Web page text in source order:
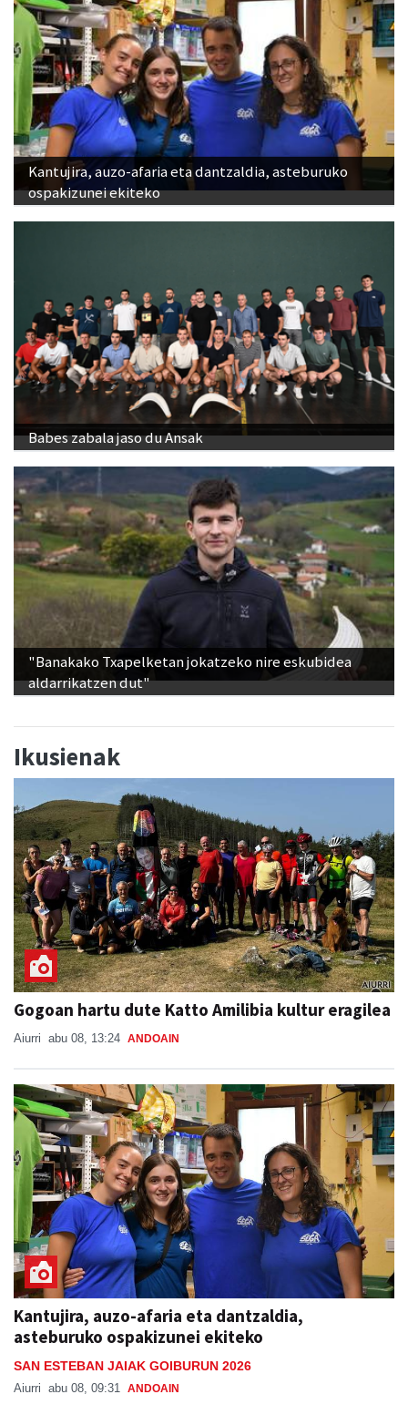
Kantujira, auzo-afaria eta dantzaldia, asteburuko
ospakizunei ekiteko
Babes zabala jaso du Ansak
"Banakako Txapelketan jokatzeko nire eskubidea
aldarrikatzen dut"
Ikusienak
Gogoan hartu dute Katto Amilibia kultur eragilea
Aiurri abu 08, 13:24 ANDOAIN
Kantujira, auzo-afaria eta dantzaldia,
asteburuko ospakizunei ekiteko
SAN ESTEBAN JAIAK GOIBURUN 2026
Aiurri abu 08, 09:31 ANDOAIN